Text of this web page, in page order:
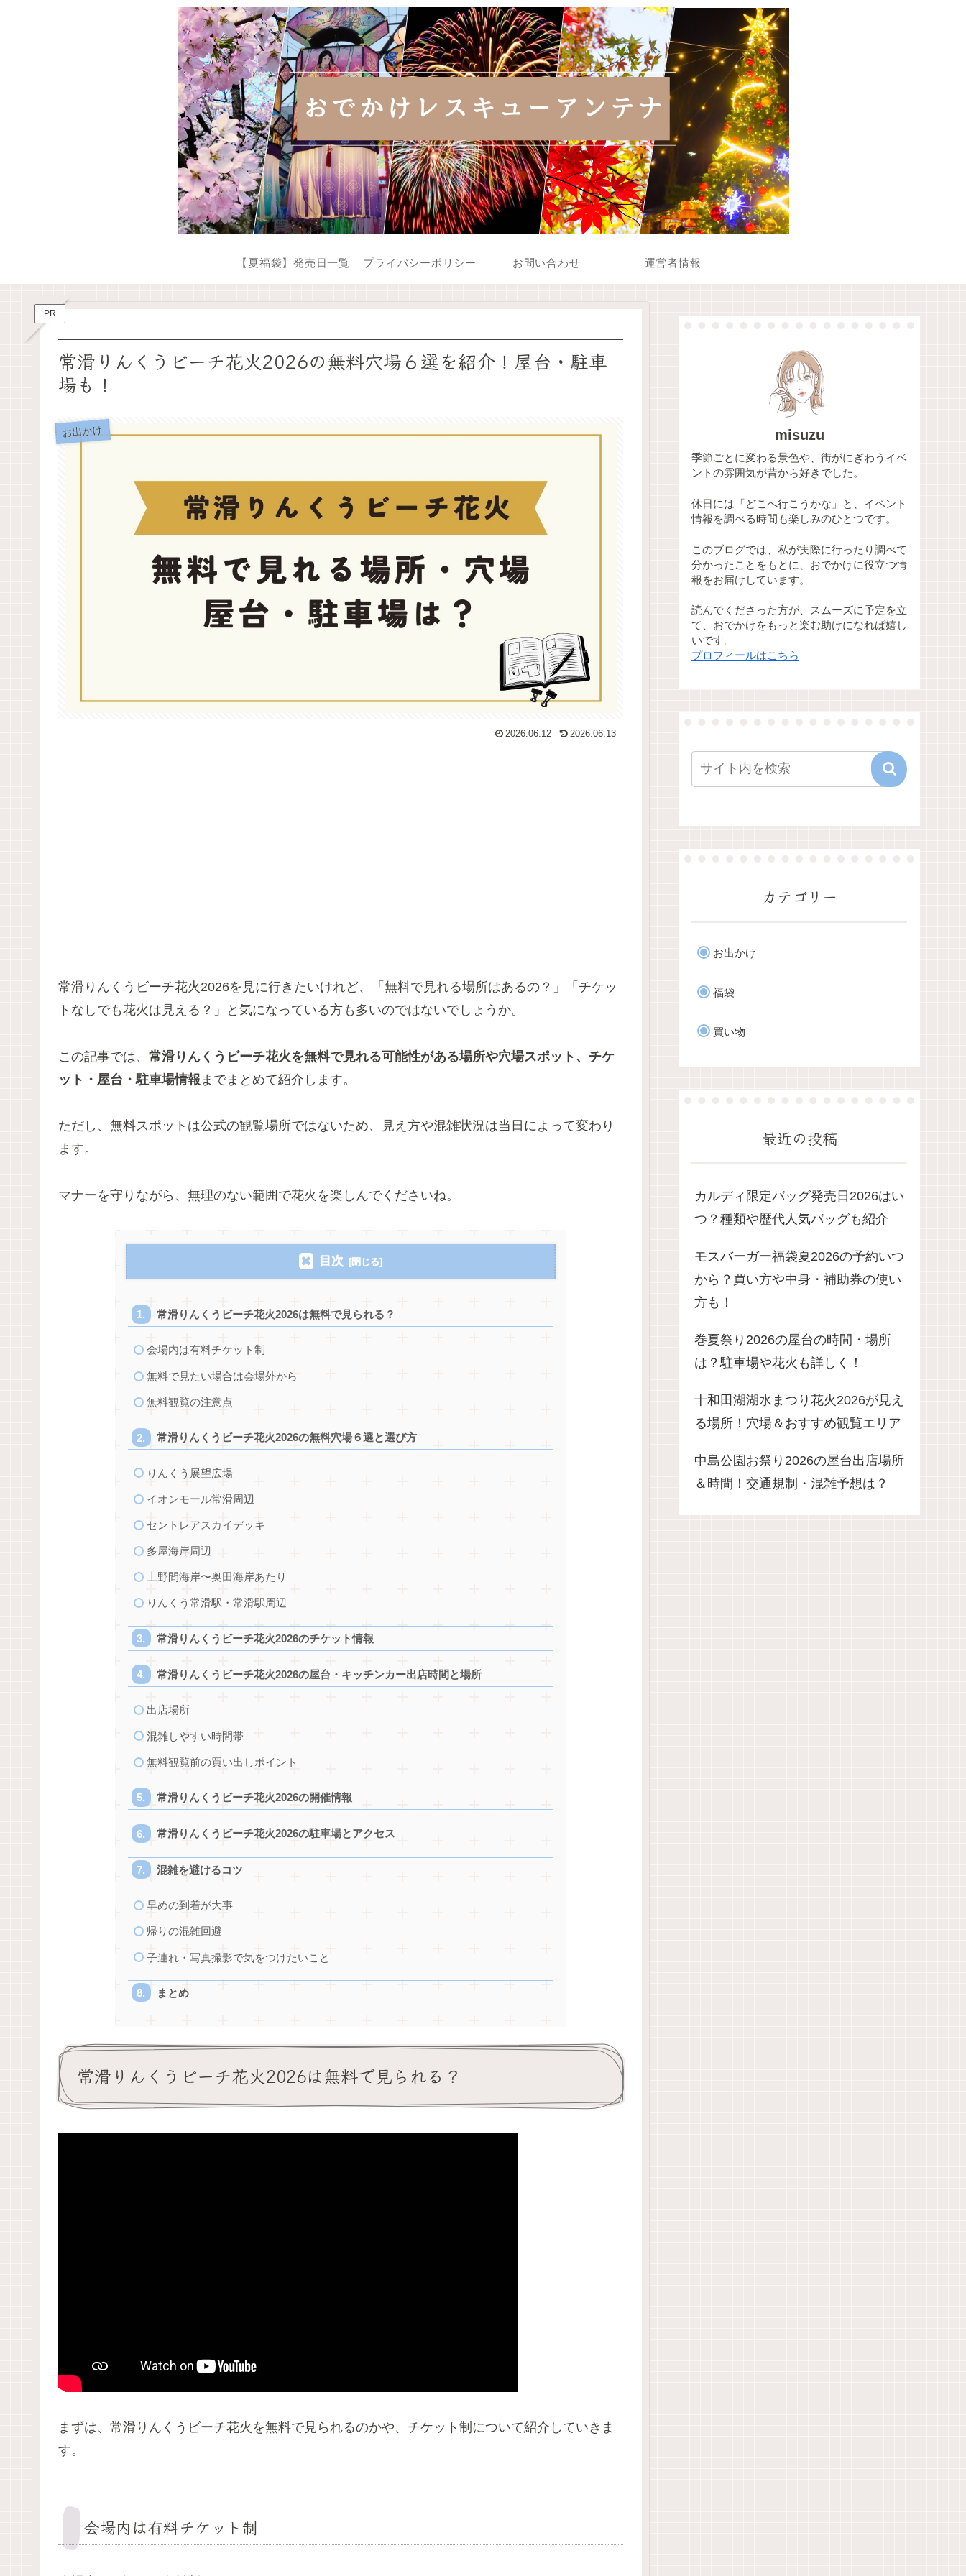
【夏福袋】発売日一覧 プライバシーポリシー お問い合わせ 運営者情報
PR
常滑りんくうビーチ花火2026の無料穴場６選を紹介！屋台・駐車
場も！
お出かけ
2026.06.12 2026.06.13
常滑りんくうビーチ花火2026を見に行きたいけれど、「無料で見れる場所はあるの？」「チケッ
トなしでも花火は見える？」と気になっている方も多いのではないでしょうか。
この記事では、 常滑りんくうビーチ花火を無料で見れる可能性がある場所や穴場スポット、チケ
ット・屋台・駐車場情報 までまとめて紹介します。
ただし、無料スポットは公式の観覧場所ではないため、見え方や混雑状況は当日によって変わり
ます。
マナーを守りながら、無理のない範囲で花火を楽しんでくださいね。
目次
常滑りんくうビーチ花火2026は無料で見られる？
会場内は有料チケット制
無料で見たい場合は会場外から
無料観覧の注意点
常滑りんくうビーチ花火2026の無料穴場６選と選び方
りんくう展望広場
イオンモール常滑周辺
セントレアスカイデッキ
多屋海岸周辺
上野間海岸〜奥田海岸あたり
りんくう常滑駅・常滑駅周辺
常滑りんくうビーチ花火2026のチケット情報
常滑りんくうビーチ花火2026の屋台・キッチンカー出店時間と場所
出店場所
混雑しやすい時間帯
無料観覧前の買い出しポイント
常滑りんくうビーチ花火2026の開催情報
常滑りんくうビーチ花火2026の駐車場とアクセス
混雑を避けるコツ
早めの到着が大事
帰りの混雑回避
子連れ・写真撮影で気をつけたいこと
まとめ
常滑りんくうビーチ花火2026は無料で見られる？
まずは、常滑りんくうビーチ花火を無料で見られるのかや、チケット制について紹介していきま
す。
会場内は有料チケット制
misuzu
季節ごとに変わる景色や、街がにぎわうイベ
ントの雰囲気が昔から好きでした。
休日には「どこへ行こうかな」と、イベント
情報を調べる時間も楽しみのひとつです。
このブログでは、私が実際に行ったり調べて
分かったことをもとに、おでかけに役立つ情
報をお届けしています。
読んでくださった方が、スムーズに予定を立
て、おでかけをもっと楽む助けになれば嬉し
いです。
プロフィールはこちら
カテゴリー
お出かけ
福袋
買い物
最近の投稿
カルディ限定バッグ発売日2026はい
つ？種類や歴代人気バッグも紹介
モスバーガー福袋夏2026の予約いつ
から？買い方や中身・補助券の使い
方も！
巻夏祭り2026の屋台の時間・場所
は？駐車場や花火も詳しく！
十和田湖湖水まつり花火2026が見え
る場所！穴場＆おすすめ観覧エリア
中島公園お祭り2026の屋台出店場所
＆時間！交通規制・混雑予想は？